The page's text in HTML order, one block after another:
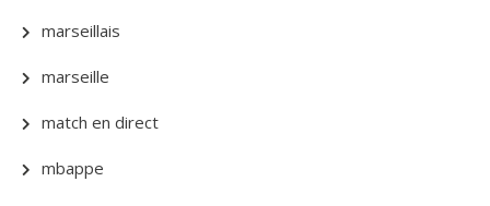
marseillais
marseille
match en direct
mbappe